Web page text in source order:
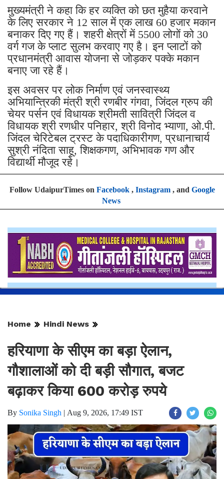
मुख्यमंत्री ने कहा कि हर व्यक्ति को छत मुहैया करवाने
के लिए सरकार ने 12 साल में एक लाख 60 हजार मकान
बनाकर दिए गए हैं। शहरी क्षेत्रों में 5500 लोगों को 30
वर्ग गज के प्लाट सुलभ करवाए गए है। इन प्लाटों को
प्रधानमंत्री आवास योजना से जोड़कर पक्के मकान
बनाए जा रहे हैं।
इस अवसर पर लोक निर्माण एवं जनस्वास्थ्य
अभियान्त्रिकी मंत्री श्री रणबीर गंगवा, जिंदल ग्रुप की
चेयर पर्सन एवं विधायक श्रीमती सावित्री जिंदल व
विधायक श्री रणधीर पनिहार, श्री विनोद भ्याणा, ओ.पी.
जिंदल चेरिटेबल ट्रस्ट के पदाधिकारीगण, प्रधानाचार्य
सुश्री नंदिता साहू, शिक्षकगण, अभिभावक गण और
विद्यार्थी मौजूद रहे।
Follow UdaipurTimes on Facebook, Instagram, and Google
News
Home Hindi News
हरियाणा के सीएम का बड़ा ऐलान,
गौशालाओं को दी बड़ी सौगात, बजट
बढ़ाकर किया 600 करोड़ रुपये
By Sonika Singh | Aug 9, 2026, 17:49 IST